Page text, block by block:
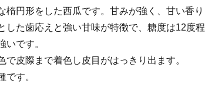
楕円形をした西瓜です。甘みが強く、甘い香り
した歯応えと強い甘味が特徴で、糖度は12度程
いです。
で皮際まで着色し皮目がはっきり出ます。
です。